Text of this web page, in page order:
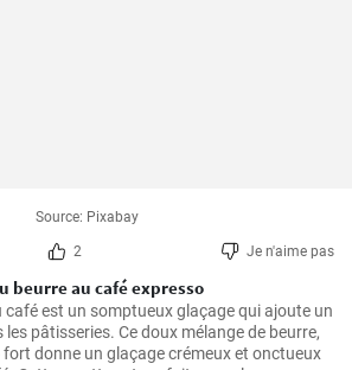
Source: Pixabay
2 Je n'aime pas
beurre au café expresso
café est un somptueux glaçage qui ajoute un
pâtisseries. Ce doux mélange de beurre,
fort donne un glaçage crémeux et onctueux